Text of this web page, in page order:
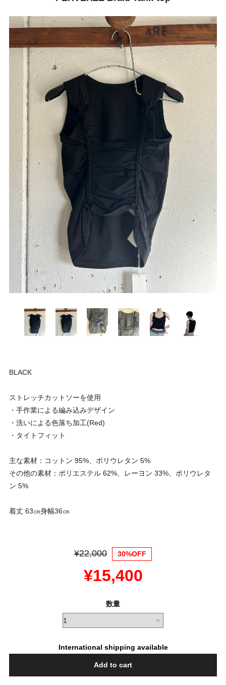
BLACK
ストレッチカットソーを使用
・手作業による編み込みデザイン
・洗いによる色落ち加工(Red)
・タイトフィット
主な素材：コットン 95%、ポリウレタン 5%
その他の素材：ポリエステル 62%、レーヨン 33%、ポリウレタ
ン 5%
着丈 63㎝身幅36㎝
¥22,000 30%OFF
¥15,400
数量
International shipping available
Add to cart